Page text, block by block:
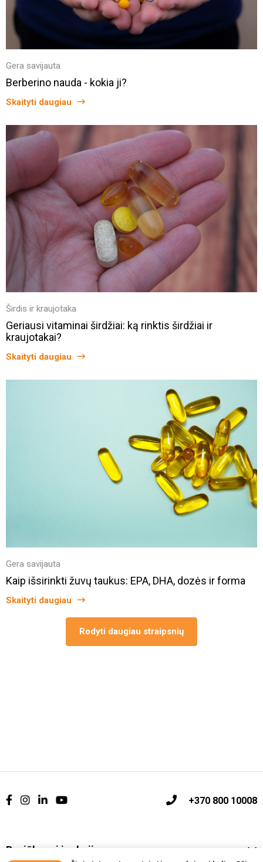
Gera savijauta
Berberino nauda - kokia ji?
Skaityti daugiau
Širdis ir kraujotaka
Geriausi vitaminai širdžiai: ką rinktis širdžiai ir
kraujotakai?
Skaityti daugiau
Gera savijauta
Kaip išsirinkti žuvų taukus: EPA, DHA, dozės ir forma
Skaityti daugiau
Rodyti daugiau straipsnių
+370 800 10008
Pasiūlymai ir akcijos